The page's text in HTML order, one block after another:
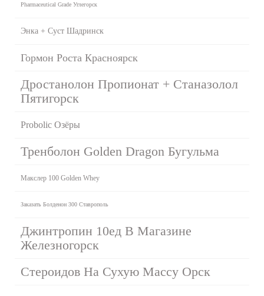
Pharmaceutical Grade Углегорск
Энка + Суст Шадринск
Гормон Роста Красноярск
Дростанолон Пропионат + Станазолол
Пятигорск
Probolic Озёры
Тренболон Golden Dragon Бугульма
Макслер 100 Golden Whey
Заказать Болденон 300 Ставрополь
Джинтропин 10ед В Магазине
Железногорск
Стероидов На Сухую Массу Орск